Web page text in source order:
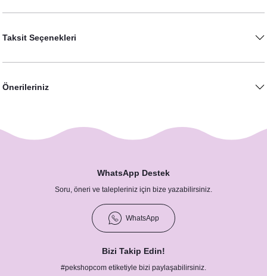
Taksit Seçenekleri
Önerileriniz
WhatsApp Destek
Soru, öneri ve talepleriniz için bize yazabilirsiniz.
WhatsApp
Bizi Takip Edin!
#pekshopcom etiketiyle bizi paylaşabilirsiniz.